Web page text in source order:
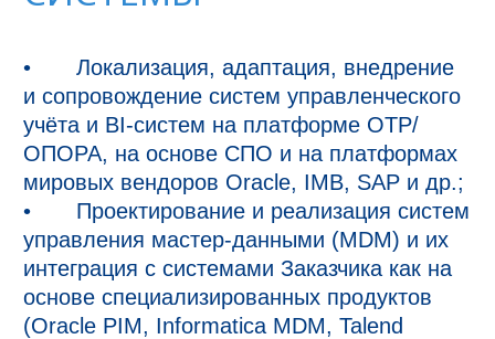
•	Локализация, адаптация, внедрение
и сопровождение систем управленческого
учёта и BI-систем на платформе ОТР/
ОПОРА, на основе СПО и на платформах
мировых вендоров Oracle, IMB, SAP и др.;
•	Проектирование и реализация систем
управления мастер-данными (MDM) и их
интеграция с системами Заказчика как на
основе специализированных продуктов
(Oracle PIM, Informatica MDM, Talend